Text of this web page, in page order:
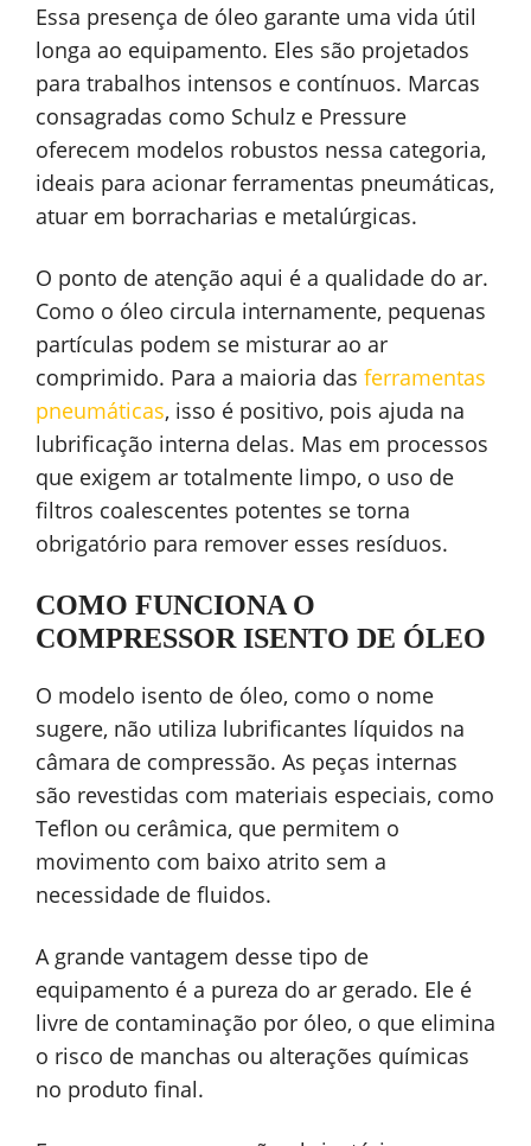
Essa presença de óleo garante uma vida útil
longa ao equipamento. Eles são projetados
para trabalhos intensos e contínuos. Marcas
consagradas como Schulz e Pressure
oferecem modelos robustos nessa categoria,
ideais para acionar ferramentas pneumáticas,
atuar em borracharias e metalúrgicas.
O ponto de atenção aqui é a qualidade do ar.
Como o óleo circula internamente, pequenas
partículas podem se misturar ao ar
comprimido. Para a maioria das ferramentas
pneumáticas, isso é positivo, pois ajuda na
lubrificação interna delas. Mas em processos
que exigem ar totalmente limpo, o uso de
filtros coalescentes potentes se torna
obrigatório para remover esses resíduos.
COMO FUNCIONA O
COMPRESSOR ISENTO DE ÓLEO
O modelo isento de óleo, como o nome
sugere, não utiliza lubrificantes líquidos na
câmara de compressão. As peças internas
são revestidas com materiais especiais, como
Teflon ou cerâmica, que permitem o
movimento com baixo atrito sem a
necessidade de fluidos.
A grande vantagem desse tipo de
equipamento é a pureza do ar gerado. Ele é
livre de contaminação por óleo, o que elimina
o risco de manchas ou alterações químicas
no produto final.